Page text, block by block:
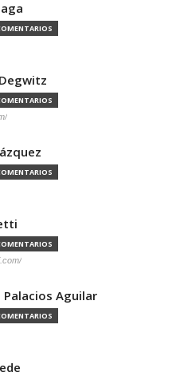
Palacios Aguilar